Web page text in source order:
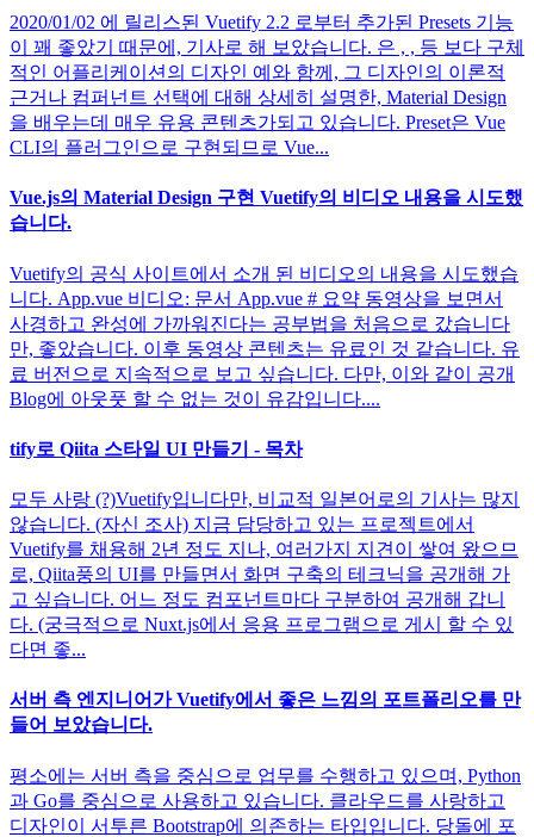
2020/01/02 에 릴리스된 Vuetify 2.2 로부터 추가된 Presets 기능
이 꽤 좋았기 때문에, 기사로 해 보았습니다. 은 , , 등 보다 구체
적인 어플리케이션의 디자인 예와 함께, 그 디자인의 이론적
근거나 컴퍼넌트 선택에 대해 상세히 설명한, Material Design
을 배우는데 매우 유용 콘텐츠가되고 있습니다. Preset은 Vue
CLI의 플러그인으로 구현되므로 Vue...
Vue.js의 Material Design 구현 Vuetify의 비디오 내용을 시도했
습니다.
Vuetify의 공식 사이트에서 소개 된 비디오의 내용을 시도했습
니다. App.vue 비디오: 문서 App.vue # 요약 동영상을 보면서
사경하고 완성에 가까워진다는 공부법을 처음으로 갔습니다
만, 좋았습니다. 이후 동영상 콘텐츠는 유료인 것 같습니다. 유
료 버전으로 지속적으로 보고 싶습니다. 다만, 이와 같이 공개
Blog에 아웃풋 할 수 없는 것이 유감입니다....
tify로 Qiita 스타일 UI 만들기 - 목차
모두 사랑 (?)Vuetify입니다만, 비교적 일본어로의 기사는 많지
않습니다. (자신 조사) 지금 담당하고 있는 프로젝트에서
Vuetify를 채용해 2년 정도 지나, 여러가지 지견이 쌓여 왔으므
로, Qiita풍의 UI를 만들면서 화면 구축의 테크닉을 공개해 가
고 싶습니다. 어느 정도 컴포넌트마다 구분하여 공개해 갑니
다. (궁극적으로 Nuxt.js에서 응용 프로그램으로 게시 할 수 있
다면 좋...
서버 측 엔지니어가 Vuetify에서 좋은 느낌의 포트폴리오를 만
들어 보았습니다.
평소에는 서버 측을 중심으로 업무를 수행하고 있으며, Python
과 Go를 중심으로 사용하고 있습니다. 클라우드를 사랑하고
디자인이 서투른 Bootstrap에 의존하는 타입입니다. 당돌에 포